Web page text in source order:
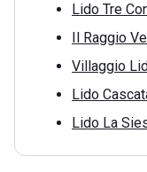
Lido Tre
Il Raggio
Villaggio
Lido
Lido La